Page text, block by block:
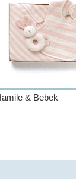
& Bebek